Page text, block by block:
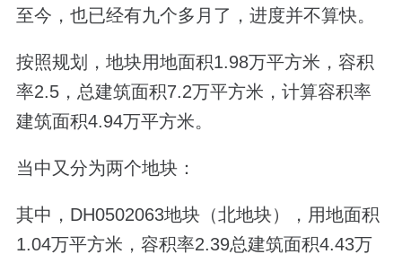
至今，也已经有九个多月了，进度并不算快。
按照规划，地块用地面积1.98万平方米，容积
率2.5，总建筑面积7.2万平方米，计算容积率
建筑面积4.94万平方米。
当中又分为两个地块：
其中， DH0502063地块（北地块），用地面积
1.04万平方米，容积率2.39总建筑面积4.43万